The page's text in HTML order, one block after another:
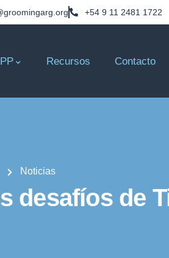
+54 9 11 2481 1722
Recursos Contacto
Noticias
desafíos de